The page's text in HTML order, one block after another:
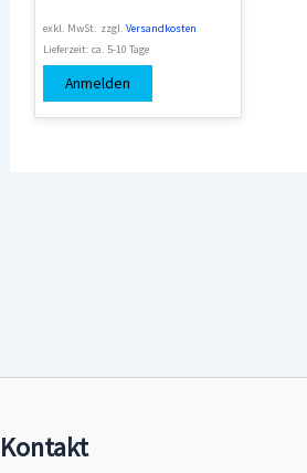
exkl. MwSt. zzgl.Versandkosten
Lieferzeit:ca. 5-10 Tage
Anmelden
Kontakt